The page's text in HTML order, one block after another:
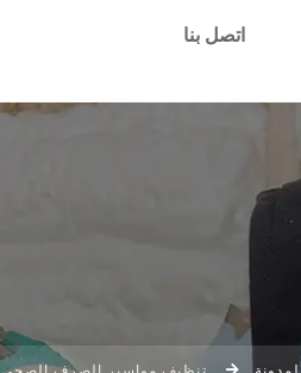
اتصل بنا